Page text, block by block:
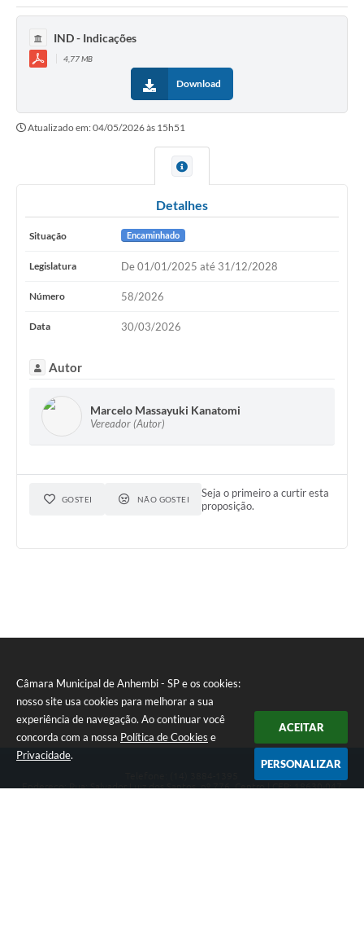
Câmara Municipal de Anhembi - SP e os cookies:
nosso site usa cookies para melhorar a sua
experiência de navegação. Ao continuar você
concorda com a nossa Política de Cookies e
Privacidade.
ACEITAR
PERSONALIZAR
IND - Indicações
4,77 MB
Download
Atualizado em: 04/05/2026 às 15h51
Detalhes
Situação Encaminhado
Legislatura De 01/01/2025 até 31/12/2028
Número 58/2026
Data 30/03/2026
Autor
Marcelo Massayuki Kanatomi
Vereador (Autor)
GOSTEI NÃO GOSTEI
Seja o primeiro a curtir esta
proposição.
Endereço: Rua: Salvador Luiz dos Santos, nº 776, Centro | CEP: 18630-047